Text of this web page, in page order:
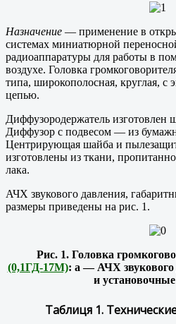
Назначение — применение в
системах миниатюрной
радиоаппаратуры для работы в
воздухе. Головка
типа, широкополосная, круглая, с
цепью.
Диффузородержатель изготовлен
Диффузор с подвесом — из
Центрирующая шайба и
изготовлены из ткани,
лака.
АЧХ звукового давления,
размеры приведены на рис. 1.
Рис. 1. Головка
(0,1ГД-17М): а — АЧХ
и
Таблиця 1.